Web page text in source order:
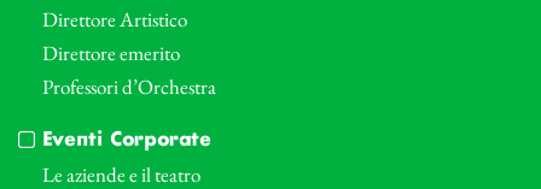
Direttore Artistico
Direttore emerito
Professori d’Orchestra
Eventi Corporate
Le aziende e il teatro